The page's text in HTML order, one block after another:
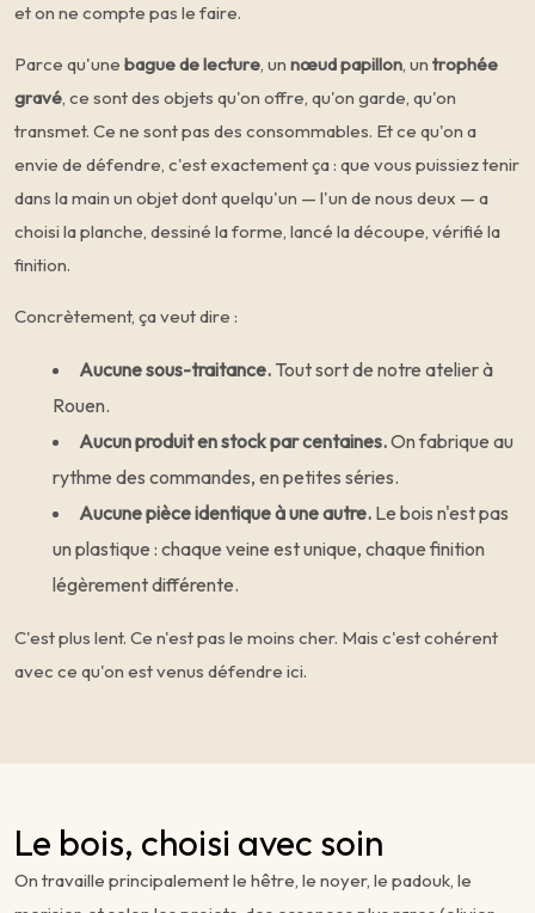
et on ne compte pas le faire.
Parce qu'une bague de lecture, un nœud papillon, un trophée
gravé, ce sont des objets qu'on offre, qu'on garde, qu'on
transmet. Ce ne sont pas des consommables. Et ce qu'on a
envie de défendre, c'est exactement ça : que vous puissiez tenir
dans la main un objet dont quelqu'un — l'un de nous deux — a
choisi la planche, dessiné la forme, lancé la découpe, vérifié la
finition.
Concrètement, ça veut dire :
Aucune sous-traitance. Tout sort de notre atelier à
Rouen.
Aucun produit en stock par centaines.On fabrique au
rythme des commandes, en petites séries.
Aucune pièce identique à une autre. Le bois n'est pas
un plastique : chaque veine est unique, chaque finition
légèrement différente.
C'est plus lent. Ce n'est pas le moins cher. Mais c'est cohérent
avec ce qu'on est venus défendre ici.
Le bois, choisi avec soin
On travaille principalement le hêtre, le noyer, le padouk, le